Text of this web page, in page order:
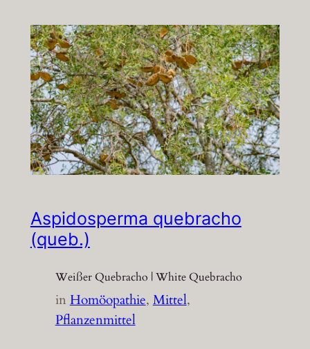
Aspidosperma quebracho
(queb.)
Weißer Quebracho | White Quebracho
inHomöopathie, Mittel
Pflanzenmittel